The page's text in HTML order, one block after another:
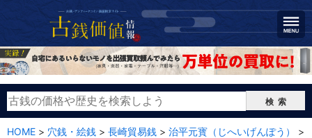
検索
HOME > 穴銭・絵銭 > 長崎貿易銭 > 治平元寳（じへいげんぽう）
>